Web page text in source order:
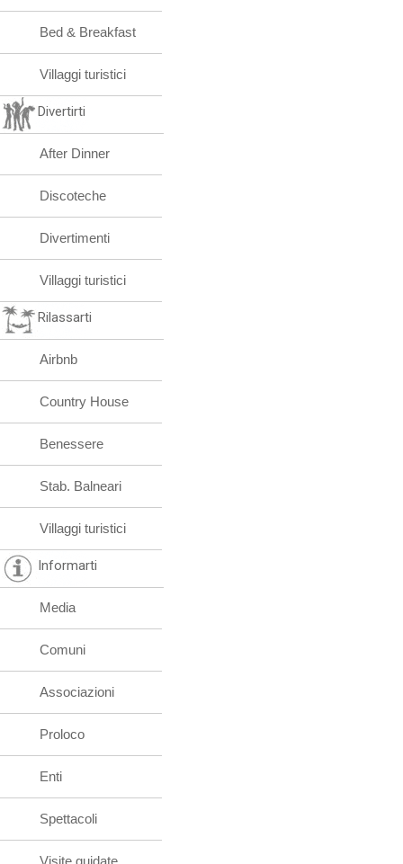
Bed & Breakfast
Villaggi turistici
Divertirti
After Dinner
Discoteche
Divertimenti
Villaggi turistici
Rilassarti
Airbnb
Country House
Benessere
Stab. Balneari
Villaggi turistici
Informarti
Media
Comuni
Associazioni
Proloco
Enti
Spettacoli
Visite guidate